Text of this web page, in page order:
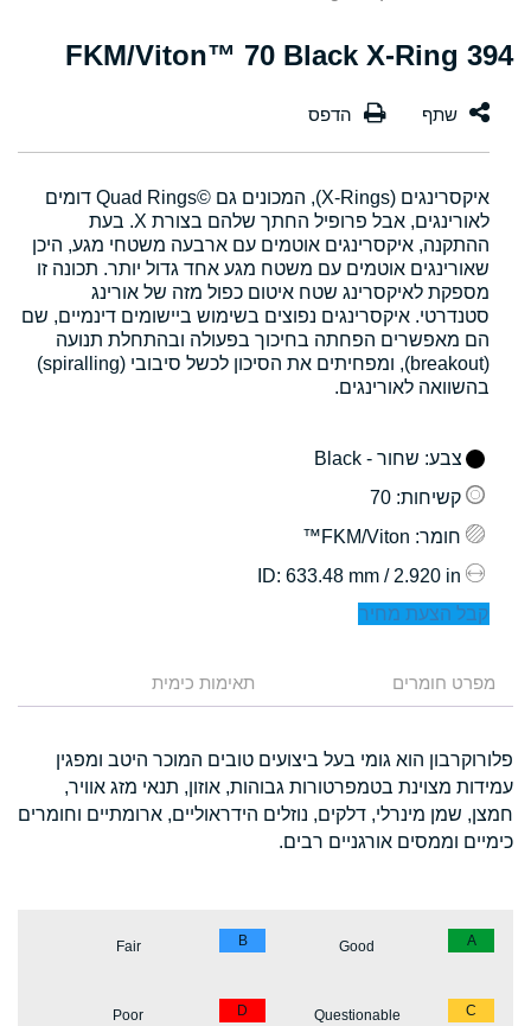
394 FKM/Viton™ 70 Black X-Ring
איקסרינגים (X-Rings), המכונים גם Quad Rings©‎ דומים
לאורינגים, אבל פרופיל החתך שלהם בצורת X. בעת
ההתקנה, איקסרינגים אוטמים עם ארבעה משטחי מגע, היכן
שאורינגים אוטמים עם משטח מגע אחד גדול יותר. תכונה זו
מספקת לאיקסרינג שטח איטום כפול מזה של אורינג
סטנדרטי. איקסרינגים נפוצים בשימוש ביישומים דינמיים, שם
הם מאפשרים הפחתה בחיכוך בפעולה ובהתחלת תנועה
(breakout), ומפחיתים את הסיכון לכשל סיבובי (spiralling)
בהשוואה לאורינגים.
צבע: שחור - Black
קשיחות: 70
חומר: FKM/Viton™
: 633.48 mm / 2.920 in
קבל הצעת מחיר
מפרט חומרים תאימות כימית
פלורוקרבון הוא גומי בעל ביצועים טובים המוכר היטב ומפגין
עמידות מצוינת בטמפרטורות גבוהות, אוזון, תנאי מזג אוויר,
חמצן, שמן מינרלי, דלקים, נוזלים הידראוליים, ארומתיים וחומרים
כימיים וממסים אורגניים רבים.
A
Good
B
Fair
C
Questionable
D
Poor